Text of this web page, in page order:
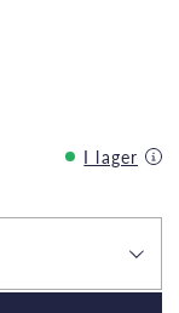
I lager